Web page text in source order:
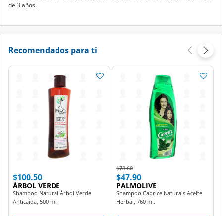
de 3 años.
Recomendados para ti
$100.50
ÁRBOL VERDE
Shampoo Natural Árbol Verde
Anticaída, 500 ml.
Price reduced from
$78.60to
$47.90
PALMOLIVE
Shampoo Caprice Naturals Aceite
Herbal, 760 ml.